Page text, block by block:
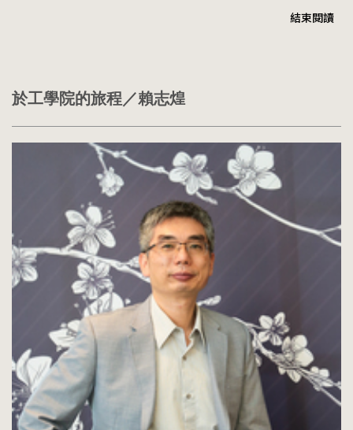
容
區
結束閱讀
於工學院的旅程／賴志煌